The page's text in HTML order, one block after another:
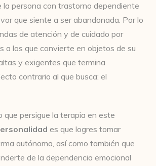
la persona con trastorno dependiente
que siente a ser abandonada. Por lo
de atención y de cuidado por
a los que convierte en objetos de su
y exigentes que termina
contrario al que busca: el
que persigue la terapia en este
es que logres tomar
autónoma, así como también que
de la dependencia emocional